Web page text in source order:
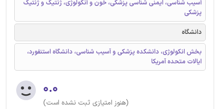
آسیب شناسی، ایمنی شناسی پزشکی، خون و آنکولوژی، ژنتیک و ژنتیک
پزشکی
دانشگاه
بخش انکولوژی، دانشکده پزشکی و آسیب شناسی، دانشگاه استنفورد،
ایالات متحده آمریکا
۰.۰
(هنوز امتیازی ثبت نشده است)